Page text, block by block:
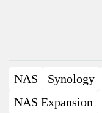
NAS Synology
NAS Expansion